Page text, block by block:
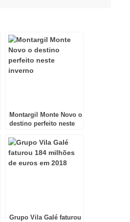
Montargil Monte Novo o
destino perfeito neste
Grupo Vila Galé faturou